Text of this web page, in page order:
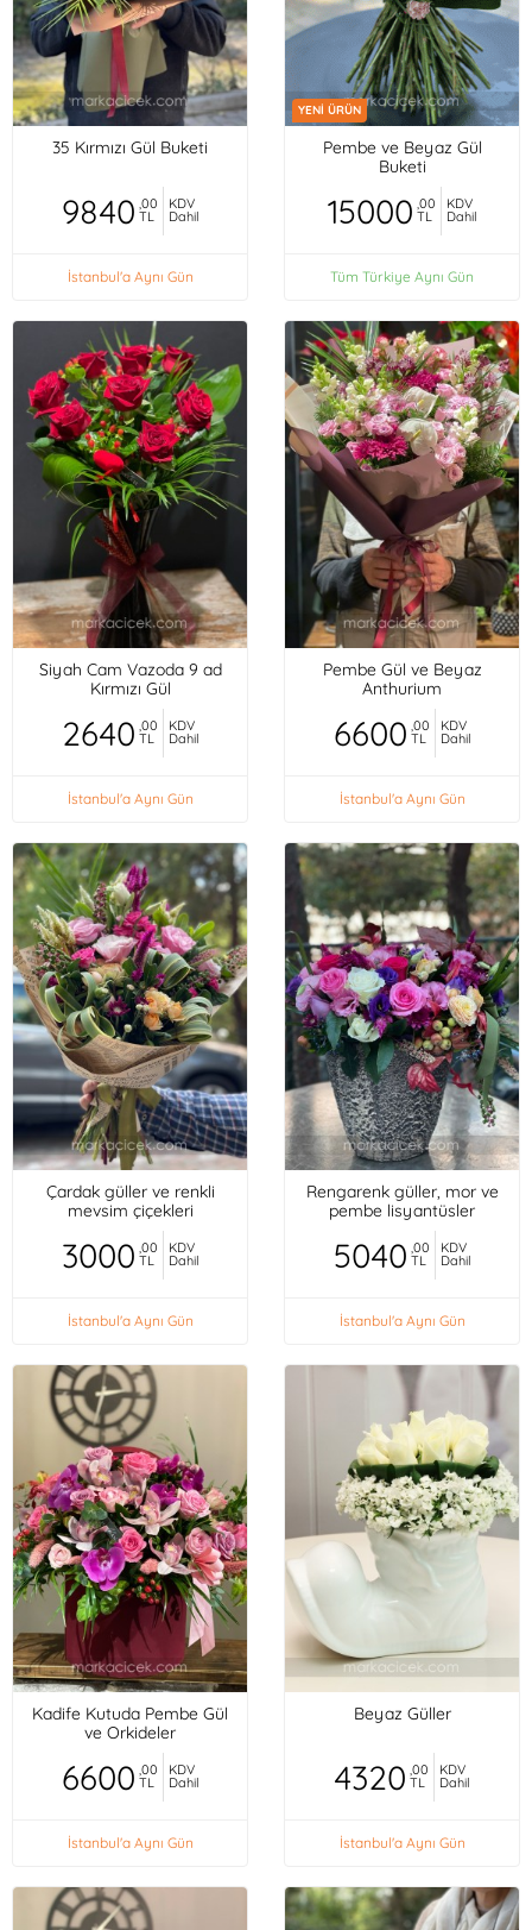
35 Kırmızı Gül Buketi
9840 ,00
TL
KDV
Dahil
İstanbul'a Aynı Gün
YENİ ÜRÜN
Pembe ve Beyaz Gül
Buketi
15000 ,00
TL
KDV
Dahil
Tüm Türkiye Aynı Gün
Siyah Cam Vazoda 9 ad
Kırmızı Gül
2640 ,00
TL
KDV
Dahil
İstanbul'a Aynı Gün
Pembe Gül ve Beyaz
Anthurium
6600 ,00
TL
KDV
Dahil
İstanbul'a Aynı Gün
Çardak güller ve renkli
mevsim çiçekleri
3000 ,00
TL
KDV
Dahil
İstanbul'a Aynı Gün
Rengarenk güller, mor ve
pembe lisyantüsler
5040 ,00
TL
KDV
Dahil
İstanbul'a Aynı Gün
Kadife Kutuda Pembe Gül
ve Orkideler
6600 ,00
TL
KDV
Dahil
İstanbul'a Aynı Gün
Beyaz Güller
4320 ,00
TL
KDV
Dahil
İstanbul'a Aynı Gün